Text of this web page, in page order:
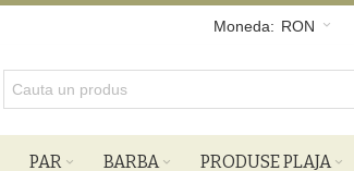
Moneda: RON
PAR BARBA PRODUSE PLAJA